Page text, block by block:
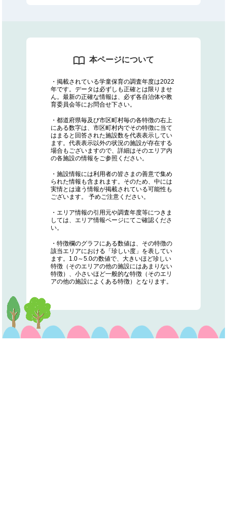
本ページについて
・掲載されている学童保育の調査年度は2022
年です。データは必ずしも正確とは限りませ
ん。最新の正確な情報は、必ず各自治体や教
育委員会等にお問合せ下さい。
・都道府県毎及び市区町村毎の各特徴の右上
にある数字は、市区町村内でその特徴に当て
はまると回答された施設数を代表表示してい
ます。代表表示以外の状況の施設が存在する
場合もございますので、詳細はそのエリア内
の各施設の情報をご参照ください。
・施設情報には利用者の皆さまの善意で集め
られた情報も含まれます。そのため、中には
実情とは違う情報が掲載されている可能性も
ございます。 予めご注意ください。
・エリア情報の引用元や調査年度等につきま
しては、エリア情報ページにてご確認くださ
い。
・特徴欄のグラフにある数値は、その特徴の
該当エリアにおける「珍しい度」を表してい
ます。1.0～5.0の数値で、大きいほど珍しい
特徴（そのエリアの他の施設にはあまりない
特徴）、小さいほど一般的な特徴（そのエリ
アの他の施設によくある特徴）となります。